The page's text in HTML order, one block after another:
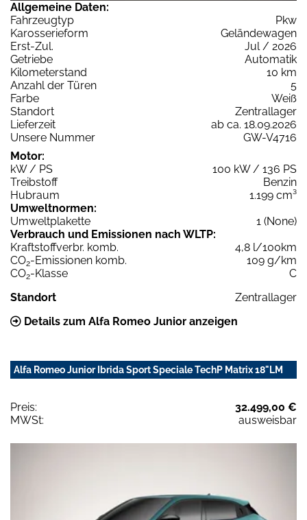
Allgemeine Daten:
Fahrzeugtyp
Pkw
Karosserieform
Geländewagen
Erst-Zul.
Jul / 2026
Getriebe
Automatik
Kilometerstand
10 km
Anzahl der Türen
5
Farbe
Weiß
Standort
Zentrallager
Lieferzeit
ab ca. 18.09.2026
Unsere Nummer
GW-V4716
Motor:
kW / PS
100 kW / 136 PS
Treibstoff
Benzin
Hubraum
1.199 cm³
Umweltnormen:
Umweltplakette
1 (None)
Verbrauch und Emissionen nach WLTP:
Kraftstoffverbr. komb.
4,8 l/100km
CO2-Emissionen komb.
109 g/km
CO2-Klasse
C
Standort
Zentrallager
Details zum Alfa Romeo Junior anzeigen
Alfa Romeo Junior Ibrida Sport Speciale TechP Matrix 18"LM
Preis:
32.499,00 €
MWSt:
ausweisbar